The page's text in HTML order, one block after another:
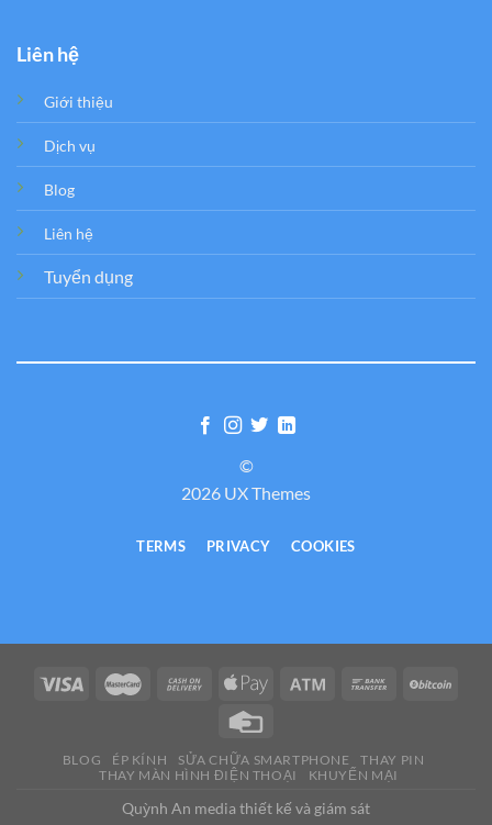
Liên hệ
Giới thiệu
Dịch vụ
Blog
Liên hệ
Tuyển dụng
©
2026 UX Themes
TERMS PRIVACY COOKIES
BLOG ÉP KÍNH SỬA CHỮA SMARTPHONE
THAY PIN
THAY MÀN HÌNH ĐIỆN THOẠI
KHUYẾN MẠI
Quỳnh An media thiết kế và giám sát